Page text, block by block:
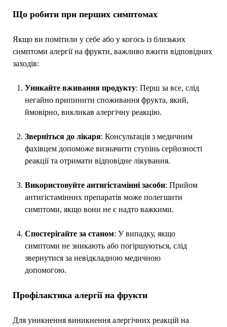
Що робити при перших симптомах
Якщо ви помітили у себе або у когось із близьких
симптоми алергії на фрукти, важливо вжити відповідних
заходів:
Уникайте вживання продукту: Перш за все, слід
негайно припинити споживання фрукта, який,
ймовірно, викликав алергічну реакцію.
Зверніться до лікаря: Консультація з медичним
фахівцем допоможе визначити ступінь серйозності
реакції та отримати відповідне лікування.
Використовуйте антигістамінні засоби: Прийом
антигістамінних препаратів може полегшити
симптоми, якщо вони не є надто важкими.
Спостерігайте за станом: У випадку, якщо
симптоми не зникають або погіршуються, слід
звернутися за невідкладною медичною
допомогою.
Профілактика алергії на фрукти
Для уникнення виникнення алергічних реакцій на